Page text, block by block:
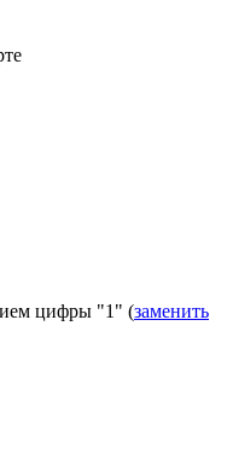
цифры "1" (заменить